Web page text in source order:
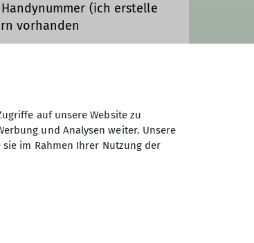
(ich erstelle
vorhanden
auf unsere Website zu
und Analysen weiter. Unsere
im Rahmen Ihrer Nutzung der